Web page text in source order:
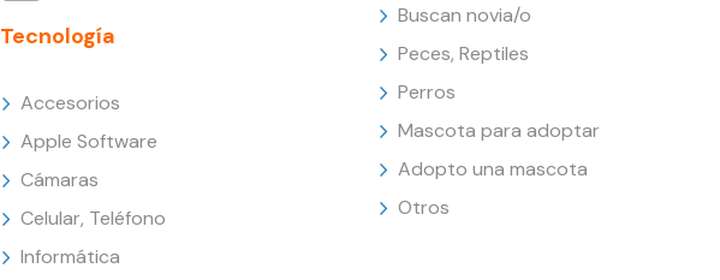
Tecnología
Accesorios
Apple Software
Cámaras
Celular, Teléfono
Informática
Buscan novia/o
Peces, Reptiles
Perros
Mascota para adoptar
Adopto una mascota
Otros